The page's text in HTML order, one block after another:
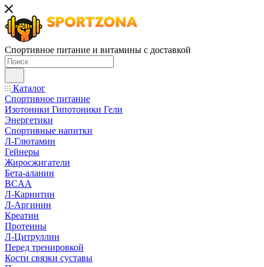
Спортивное питание и витамины с доставкой
Каталог
Спортивное питание
Изотоники Гипотоники Гели
Энергетики
Спортивные напитки
Л-Глютамин
Гейнеры
Жиросжигатели
Бета-аланин
BCAA
Л-Карнитин
Л-Аргинин
Креатин
Протеины
Л-Цитруллин
Перед тренировкой
Кости связки суставы